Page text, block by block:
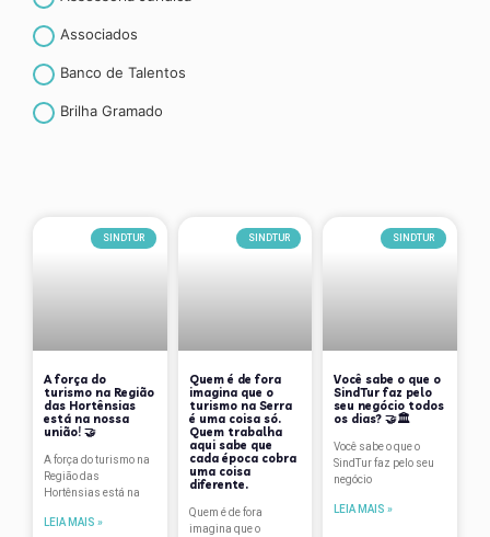
Associados
Banco de Talentos
Brilha Gramado
Convenção coletiva de trabalho
Data Comemorativa
Depoimentos
Dicas de Viagem
Eventos
SINDTUR
A força do
turismo na Região
das Hortênsias
está na nossa
união! 🤝
A força do turismo na
Região das
Hortênsias está na
LEIA MAIS »
SINDTUR
Quem é de fora
imagina que o
turismo na Serra
é uma coisa só.
Quem trabalha
aqui sabe que
cada época cobra
uma coisa
diferente.
Quem é de fora
imagina que o
SINDTUR
Você sabe o que o
SindTur faz pelo
seu negócio todos
os dias? 🤝🏛
Você sabe o que o
SindTur faz pelo seu
negócio
LEIA MAIS »